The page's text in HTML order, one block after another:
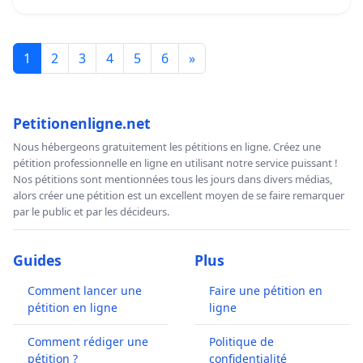
übernommen werden.
Psychologinnen und Psychologen in Ausbildung, die
Januar 2023 ihre Leistungen zu Lasten des KVG nicht
mehr mit dem Delegationsmodell über den TARMED
erbringen. Dies wird einer beträchtlichen Anzahl von
therapeutischen Betreuungen ein Ende setzen und auf
der einen Seite arbeitslose Psychologen und auf der
anderen Seite unversorgte Patienten hinterlassen.
Darüber hinaus erscheinen uns die neuen
Anforderungen der oben erwähnten
Im Namen der Studierenden der Weiterbildungsgänge
zur Spezialisierung in Psychotherapie, die ihre
Ausbildung vor dem 19. März 2021 begonnen haben,
1 2 3 4 5 6 »
Petitionenligne.net
Nous hébergeons gratuitement les pétitions en ligne. Créez une
pétition professionnelle en ligne en utilisant notre service puissant !
Nos pétitions sont mentionnées tous les jours dans divers médias,
alors créer une pétition est un excellent moyen de se faire remarquer
par le public et par les décideurs.
Guides
Comment lancer une
pétition en ligne
Comment rédiger une
pétition ?
Plus
Faire une pétition en
ligne
Politique de
confidentialité